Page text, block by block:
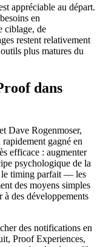
appréciable au départ.
en
ciblage, de
restent relativement
plus matures du
dans
Dave Rogenmoser,
gagné en
efficace : augmenter
psychologique de la
le timing parfait — les
des moyens simples
à des développements
des notifications en
Proof Experiences,